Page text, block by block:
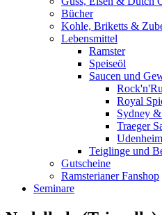
Bücher
Kohle, Briketts &
Lebensmittel
Ramster
Speiseöl
Saucen und
Royal
Sydney
Traeger
Teiglinge und
Gutscheine
Ramsterianer Fanshop
Seminare